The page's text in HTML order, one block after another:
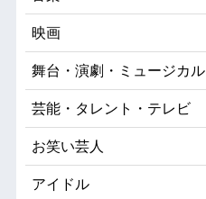
映画
舞台・演劇・ミュージカル
芸能・タレント・テレビ
お笑い芸人
アイドル